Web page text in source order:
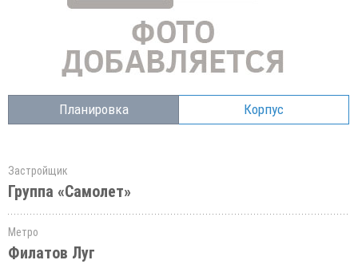
Планировка Корпус
Застройщик
Группа «Самолет»
Метро
Филатов Луг